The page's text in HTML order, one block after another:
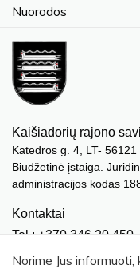
Nuorodos
Kaišiadorių rajono
Katedros g. 4, LT-
Biudžetinė įstaiga.
administracijos kodas
Kontaktai
Tel.: +370 346 20
El. paštas.:
Norime Jus